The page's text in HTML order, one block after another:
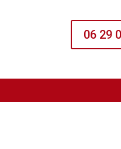
06 29